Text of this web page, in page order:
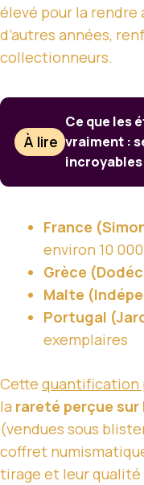
élevé pour la rendre
d’autres années,
collectionneurs.
À lire
Ce que les
vraiment :
France
environ 10
Grèce
Malte
Portugal
exemplaires
Cette quantification
la rareté perçue sur
(vendues sous
coffret
tirage et leur